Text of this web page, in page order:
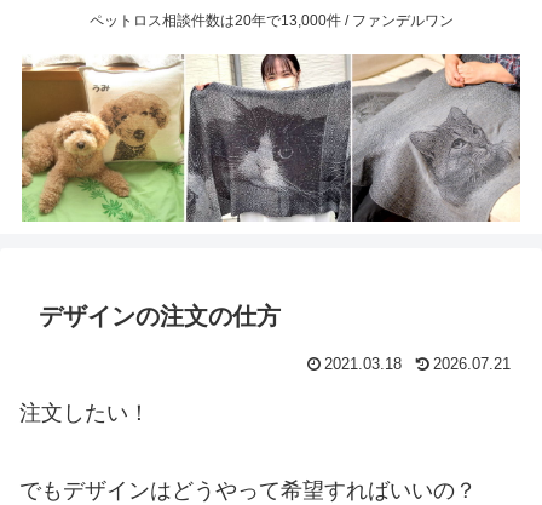
ペットロス相談件数は20年で13,000件 / ファンデルワン
デザインの注文の仕方
2021.03.18 2026.07.21
注文したい！
でもデザインはどうやって希望すればいいの？